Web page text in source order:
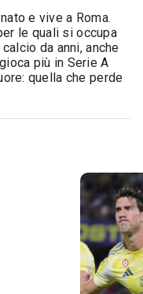
e vive a Roma.
le quali si occupa
da anni, anche
più in Serie A
quella che perde